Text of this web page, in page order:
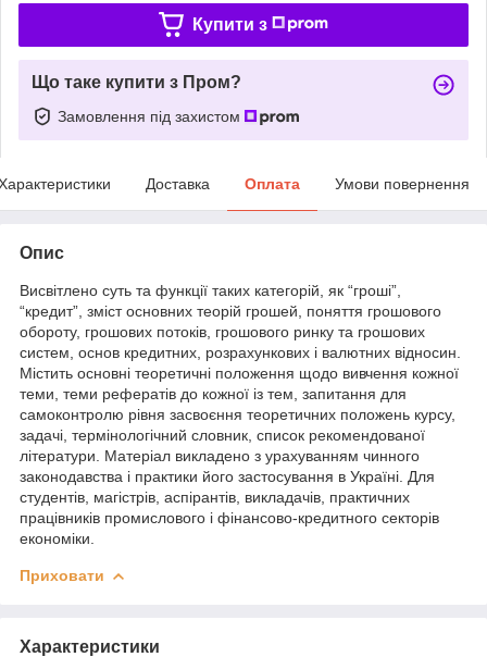
Купити з
Що таке купити з Пром?
Замовлення під захистом
Доставка Оплата Умови повернення
Опис
Висвітлено суть та функції таких категорій, як “гроші”,
“кредит”, зміст основних теорій грошей, поняття грошового
обороту, грошових потоків, грошового ринку та грошових
систем, основ кредитних, розрахункових і валютних відносин.
Містить основні теоретичні положення щодо вивчення кожної
теми, теми рефератів до кожної із тем, запитання для
самоконтролю рівня засвоєння теоретичних положень курсу,
задачі, термінологічний словник, список рекомендованої
літератури. Матеріал викладено з урахуванням чинного
законодавства і практики його застосування в Україні. Для
студентів, магістрів, аспірантів, викладачів, практичних
працівників промислового і фінансово-кредитного секторів
економіки.
Приховати
Характеристики